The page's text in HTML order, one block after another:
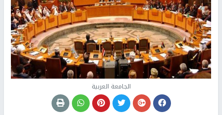
الجامعة العربية